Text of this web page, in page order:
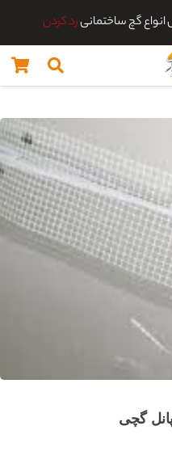
انواع گچ ساختمانیرد کردن
گچی